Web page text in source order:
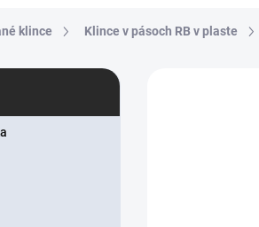
klince Klince v pásoch RB v plaste